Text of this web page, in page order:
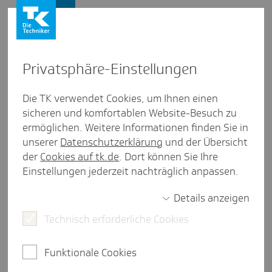
Gesund führen im Wandel
Veränderungen in der Arbeitswelt stellen Teams
immer wieder vor neue Herausforderungen.
starke Bindung.
Firmenkunden Gesunde Beschäftigte
Privat­sphäre-Einstel­lungen
Die TK verwendet Cookies, um Ihnen einen
sicheren und komfortablen Website-Besuch zu
ermöglichen. Weitere Informationen finden Sie in
unserer Datenschutzerklärung und der Übersicht
der Cookies auf tk.de. Dort können Sie Ihre
Einstellungen jederzeit nachträglich anpassen.
Details anzeigen
Technisch erforderliche Cookies
Funktionale Cookies